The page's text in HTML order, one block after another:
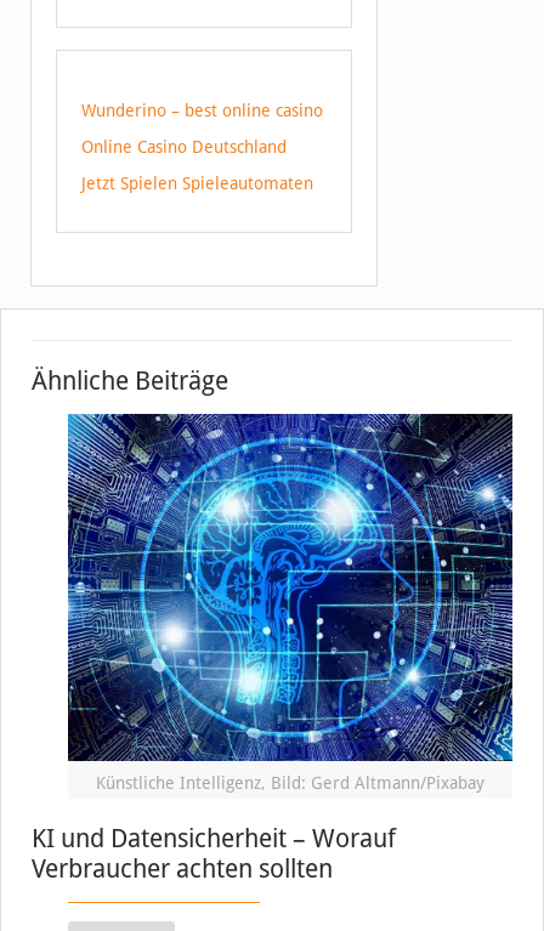
Wunderino – best online casino
Online Casino Deutschland
Jetzt Spielen Spieleautomaten
Ähnliche Beiträge
Künstliche Intelligenz, Bild: Gerd Altmann/Pixabay
KI und Datensicherheit – Worauf
Verbraucher achten sollten